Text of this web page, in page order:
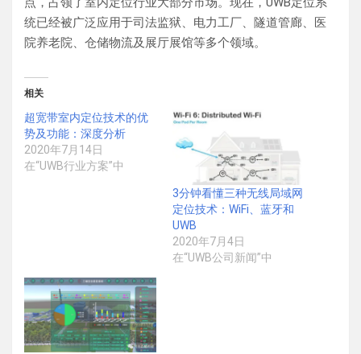
统已经被广泛应用于司法监狱、电力工厂、隧道管廊、医
院养老院、仓储物流及展厅展馆等多个领域。
相关
超宽带室内定位技术的优
势及功能：深度分析
2020年7月14日
在“UWB行业方案”中
3分钟看懂三种无线局域网
定位技术：WiFi、蓝牙和
UWB
2020年7月4日
在“UWB公司新闻”中